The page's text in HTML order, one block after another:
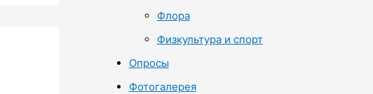
Флора
Физкультура и спорт
Опросы
Фотогалерея